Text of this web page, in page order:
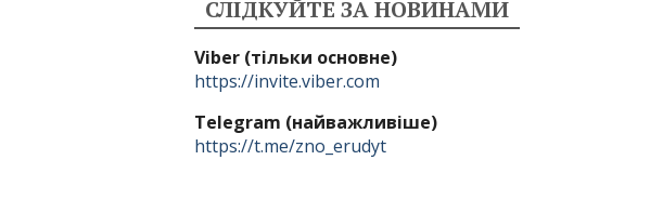
СЛІДКУЙТЕ ЗА НОВИНАМИ
Viber (тільки основне)
https://invite.viber.com
Telegram (найважливіше)
https://t.me/zno_erudyt